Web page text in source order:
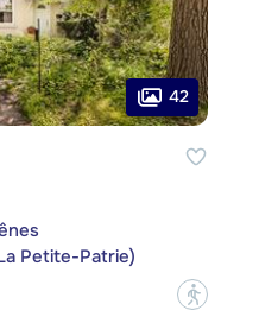
42
Petite-Patrie)
?